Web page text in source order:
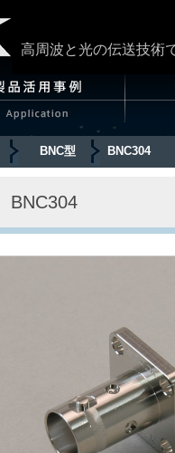
高周波と光の伝送技術
BNC型 BNC304
BNC304